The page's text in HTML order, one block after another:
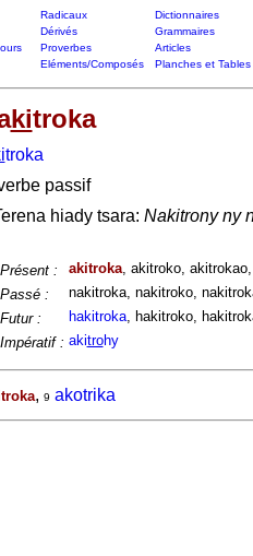
Radicaux
Dictionnaires
Dérivés
Grammaires
Proverbes
Articles
Eléments/Composés Planches et Tables
kitroka
troka
passif
hiady tsara: Nakitrony ny
Présent : akitroka, akitroko,
Passé : nakitroka, nakitroko,
Futur : hakitroka, hakitroko,
Impératif : akitrohy
, 9 akotrika